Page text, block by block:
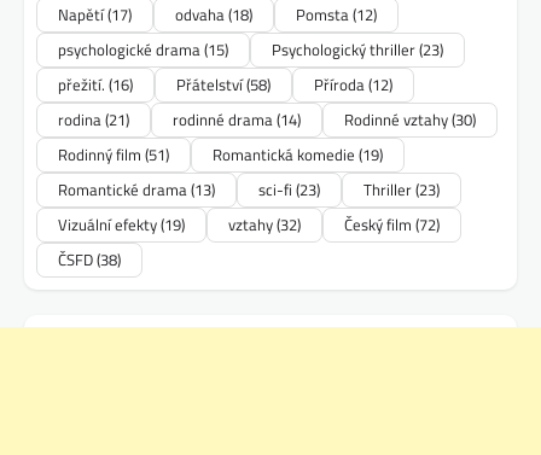
Napětí(17) odvaha(18) Pomsta(12)
psychologické drama(15) Psychologický thriller(23)
přežití. (16) Přátelství(58) Příroda(12)
rodina(21) rodinné drama(14) Rodinné vztahy(30)
Rodinný film (51) Romantická komedie (19)
Romantické drama(13) sci-fi (23) Thriller(23)
Vizuální efekty(19) vztahy(32) Český film (72)
ČSFD(38)